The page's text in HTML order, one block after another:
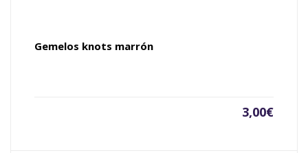
Gemelos knots marrón
3,00€